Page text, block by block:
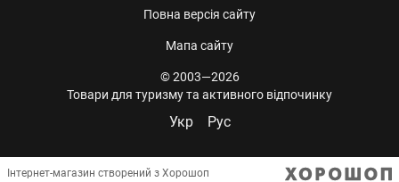
Повна версія сайту
Мапа сайту
© 2003—2026
Товари для туризму та активного відпочинку
Укр Рус
Інтернет-магазин створений з Хорошоп